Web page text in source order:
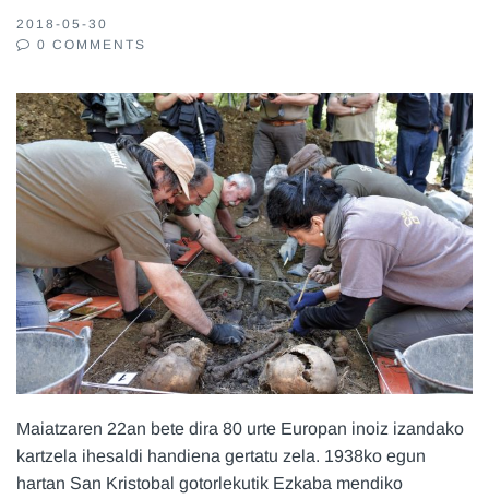
2018-05-30
0 COMMENTS
Maiatzaren 22an bete dira 80 urte Europan inoiz izandako
kartzela ihesaldi handiena gertatu zela. 1938ko egun
hartan San Kristobal gotorlekutik Ezkaba mendiko